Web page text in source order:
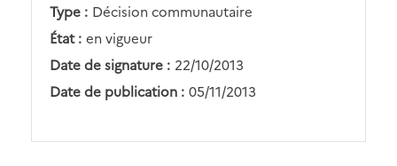
Type : Décision communautaire
État : en vigueur
Date de signature : 22/10/2013
Date de publication : 05/11/2013